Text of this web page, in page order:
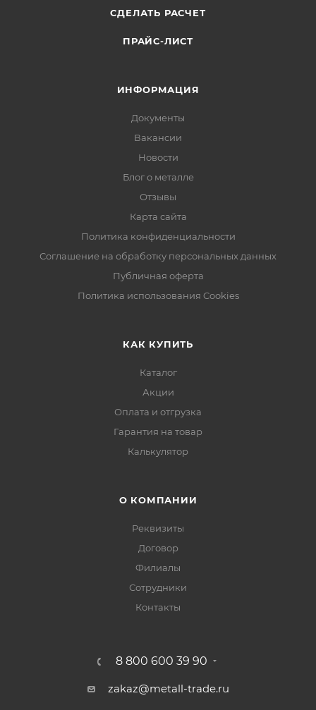
СДЕЛАТЬ РАСЧЕТ
ПРАЙС-ЛИСТ
ИНФОРМАЦИЯ
Документы
Вакансии
Новости
Блог о металле
Отзывы
Карта сайта
Политика конфиденциальности
Соглашение на обработку персональных данных
Публичная оферта
Политика использования Cookies
КАК КУПИТЬ
Каталог
Акции
Оплата и отгрузка
Гарантия на товар
Калькулятор
О КОМПАНИИ
Реквизиты
Договор
Филиалы
Сотрудники
Контакты
8 800 600 39 90
zakaz@metall-trade.ru